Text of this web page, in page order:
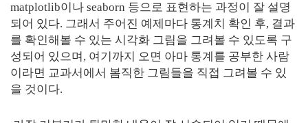
matplotlib이나 seaborn 등으로 표현하는 과정이 잘 설명
되어 있다. 그래서 주어진 예제마다 통계치 확인 후, 결과
를 확인해볼 수 있는 시각화 그림을 그려볼 수 있도록 구
성되어 있으며, 여기까지 오면 아마 통계를 공부한 사람
이라면 교과서에서 봄직한 그림들을 직접 그려볼 수 있
을 것이다.